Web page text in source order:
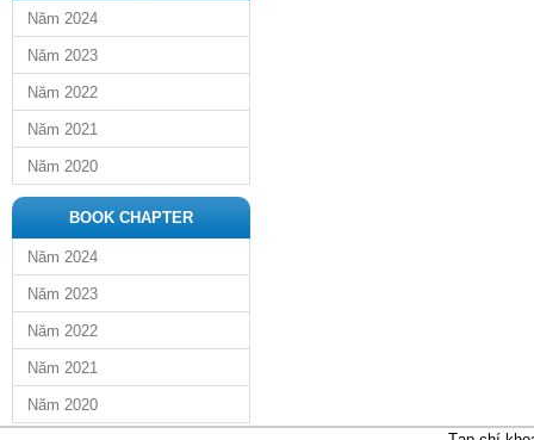
Năm 2024
Năm 2023
Năm 2022
Năm 2021
Năm 2020
BOOK CHAPTER
Năm 2024
Năm 2023
Năm 2022
Năm 2021
Năm 2020